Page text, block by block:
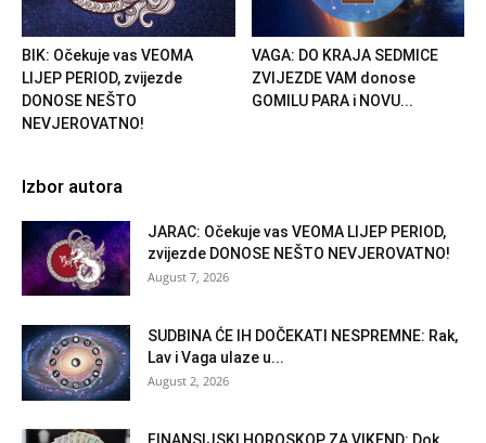
BIK: Očekuje vas VEOMA
LIJEP PERIOD, zvijezde
DONOSE NEŠTO
NEVJEROVATNO!
VAGA: DO KRAJA SEDMICE
ZVIJEZDE VAM donose
GOMILU PARA i NOVU...
Izbor autora
JARAC: Očekuje vas VEOMA LIJEP PERIOD,
zvijezde DONOSE NEŠTO NEVJEROVATNO!
August 7, 2026
SUDBINA ĆE IH DOČEKATI NESPREMNE: Rak,
Lav i Vaga ulaze u...
August 2, 2026
FINANSIJSKI HOROSKOP ZA VIKEND: Dok